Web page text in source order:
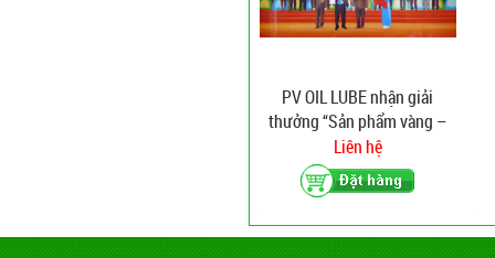
PV OIL LUBE nhận giải
thưởng “Sản phẩm vàng –
Dịch vụ vàng 2012”
Liên hệ